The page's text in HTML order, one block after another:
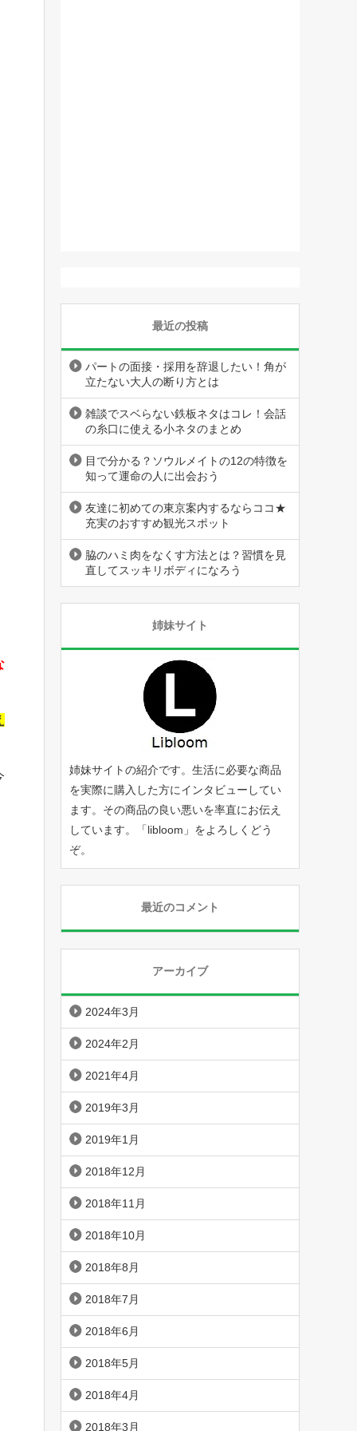
最近の投稿
パートの面接・採用を辞退したい！角が
立たない大人の断り方とは
雑談でスベらない鉄板ネタはコレ！会話
の糸口に使える小ネタのまとめ
目で分かる？ソウルメイトの12の特徴を
知って運命の人に出会おう
友達に初めての東京案内するならココ★
充実のおすすめ観光スポット
脇のハミ肉をなくす方法とは？習慣を見
直してスッキリボディになろう
姉妹サイト
姉妹サイトの紹介です。生活に必要な商品
を実際に購入した方にインタビューしてい
ます。その商品の良い悪いを率直にお伝え
しています。「libloom 」をよろしくどう
ぞ。
最近のコメント
アーカイブ
2024年3月
2024年2月
2021年4月
2019年3月
2019年1月
2018年12月
2018年11月
2018年10月
2018年8月
2018年7月
2018年6月
2018年5月
2018年4月
2018年3月